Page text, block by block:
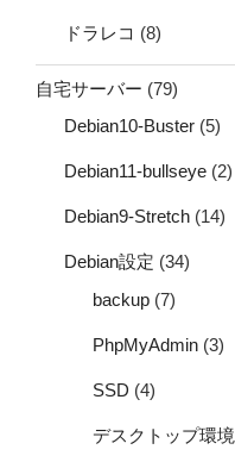
ドラレコ (8)
自宅サーバー (79)
Debian10-Buster (5)
Debian11-bullseye (2)
Debian9-Stretch (14)
Debian設定 (34)
backup (7)
PhpMyAdmin (3)
SSD (4)
デスクトップ環境